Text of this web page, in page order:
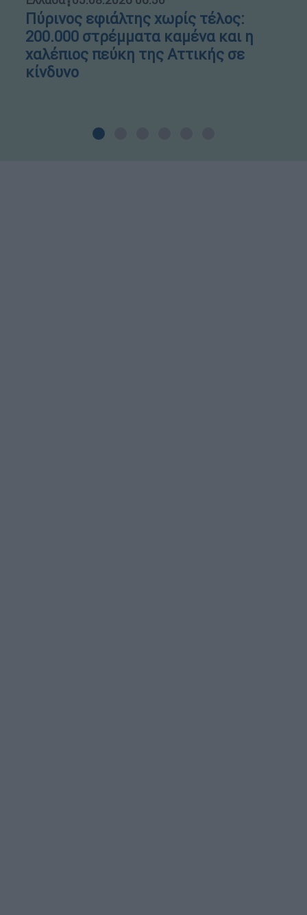
Πύρινος εφιάλτης χωρίς τέλος:
200.000 στρέμματα καμένα και η
χαλέπιος πεύκη της Αττικής σε
κίνδυνο